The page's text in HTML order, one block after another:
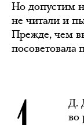
Но допустим
не читали и
Прежде, чем
Д.
во